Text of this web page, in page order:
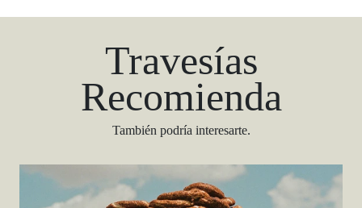
Travesías
Recomienda
También podría interesarte.